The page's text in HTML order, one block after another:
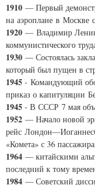
1910 — Первый
на аэроплане в Москве
1920 — Владимир
коммунистического
1930 — Состоялась
который был пущен в
1945 - Командующий
приказ о капитуляции
1945 - В СССР 7 мая
1952 — Начало новой
рейс
«Комета» с 36
1964 — китайскими
последний к тому
1984 — Советский